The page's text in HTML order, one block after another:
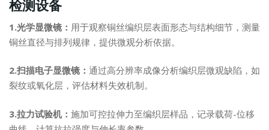
检测设备
1.光学显微镜： 用于观察铜丝编织层表面形态与结构细节，测量
铜丝直径与排列规律，提供微观分析依据。
2.扫描电子显微镜： 通过高分辨率成像分析编织层微观缺陷，如
裂纹或氧化层，评估材料失效机制。
3.拉力试验机： 施加可控拉伸力至编织层样品，记录载荷-位移